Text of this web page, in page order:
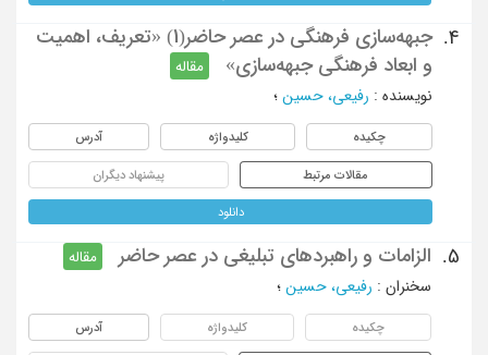
4.
جبهه‌سازی فرهنگی در عصر حاضر(1) «تعریف، اهمیت
و ابعاد فرهنگی جبهه‌سازی»
مقاله
نویسنده : رفیعی، حسین ؛
چکیده کلیدواژه آدرس
مقالات مرتبط پیشنهاد دیگران
دانلود
5. الزامات و راهبردهای تبلیغی در عصر حاضر
مقاله
سخنران : رفیعی، حسین ؛
چکیده کلیدواژه آدرس